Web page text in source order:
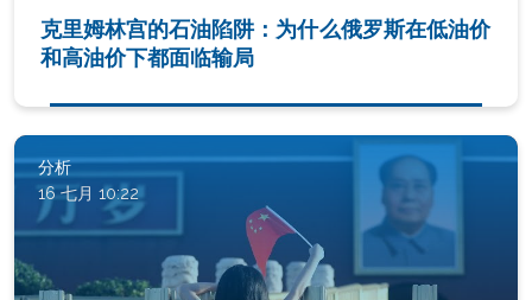
克里姆林宫的石油陷阱：为什么俄罗斯在低油价
和高油价下都面临输局
分析
16 七月 10:22